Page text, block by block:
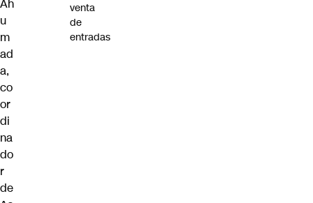
Ah
u
m
ad
a,
co
or
di
na
do
r
de
venta
de
entradas